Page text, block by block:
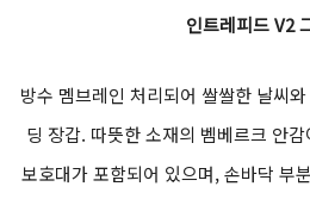
인트레피드 V2
방수 멤브레인 처리되어 쌀쌀한 날씨
딩 장갑. 따뜻한 소재의 벰베르크 안
보호대가 포함되어 있으며, 손바닥 부